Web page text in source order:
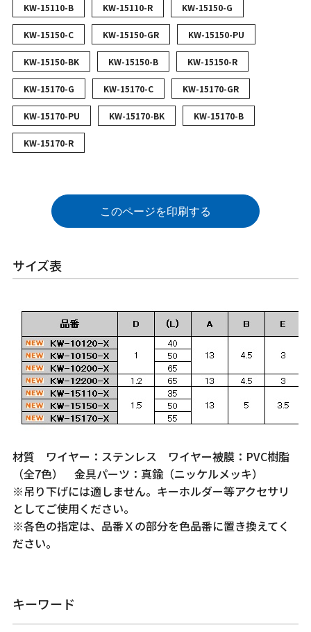
KW-15110-B KW-15110-R KW-15150-G
KW-15150-C KW-15150-GR KW-15150-PU
KW-15150-BK KW-15150-B KW-15150-R
KW-15170-G KW-15170-C KW-15170-GR
KW-15170-PU KW-15170-BK KW-15170-B
KW-15170-R
このページを印刷する
サイズ表
材質 ワイヤー：ステンレス ワイヤー被膜：PVC樹脂
（全7色） 金具パーツ：真鍮（ニッケルメッキ）
※吊り下げには適しません。キーホルダー等アクセサリ
としてご使用ください。
※各色の指定は、品番Ｘの部分を色品番に置き換えてく
ださい。
キーワード